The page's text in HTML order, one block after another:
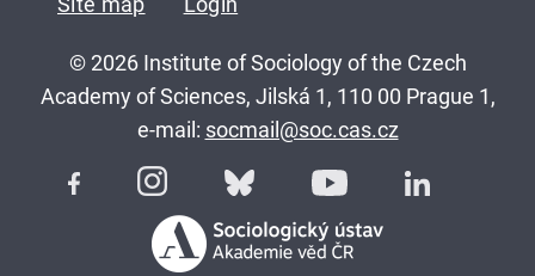
© 2026 Institute of Sociology of the Czech
Academy of Sciences, Jilská 1, 110 00 Prague 1,
e-mail: socmail@soc.cas.cz